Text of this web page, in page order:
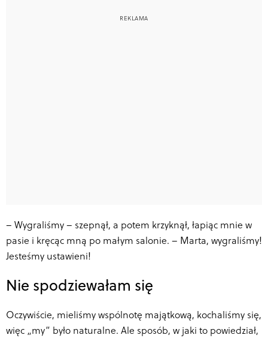
– Wygraliśmy – szepnął, a potem krzyknął, łapiąc mnie w
pasie i kręcąc mną po małym salonie. – Marta, wygraliśmy!
Jesteśmy ustawieni!
Nie spodziewałam się
Oczywiście, mieliśmy wspólnotę majątkową, kochaliśmy się,
więc „my” było naturalne. Ale sposób, w jaki to powiedział,